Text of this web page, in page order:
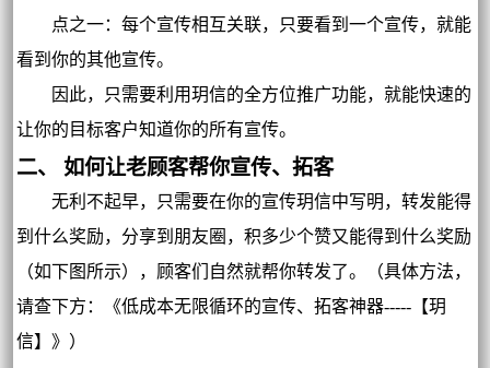
点之一：每个宣传相互关联，只要看到一个宣传，就能
看到你的其他宣传。
因此，只需要利用玥信的全方位推广功能，就能快速的
让你的目标客户知道你的所有宣传。
二、 如何让老顾客帮你宣传、拓客
无利不起早，只需要在你的宣传玥信中写明，转发能得
到什么奖励，分享到朋友圈，积多少个赞又能得到什么奖励
（如下图所示），顾客们自然就帮你转发了。（具体方法，
请查下方：《低成本无限循环的宣传、拓客神器-----【玥
信】》）